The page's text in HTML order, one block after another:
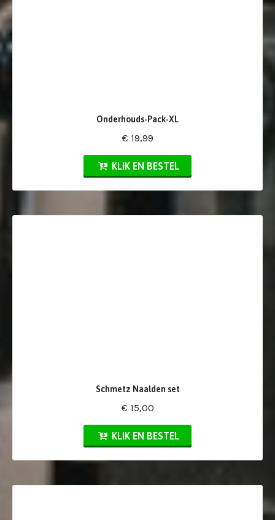
Onderhouds-Pack-XL
€ 19,99
KLIK EN BESTEL
Schmetz Naalden set
€ 15,00
KLIK EN BESTEL